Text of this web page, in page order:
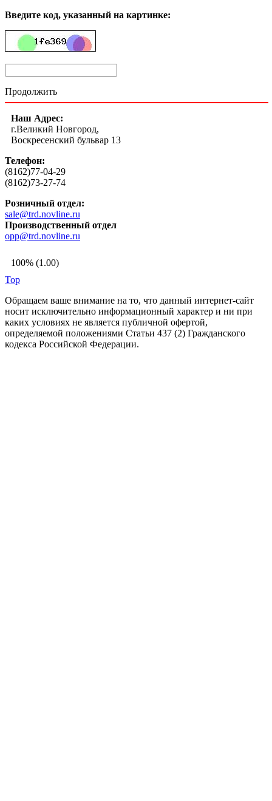
Введите код, указанный на картинке:
Продолжить
Наш Адрес:
г.Великий Новгород,
Воскресенский бульвар 13
Телефон:
(8162)77-04-29
(8162)73-27-74
Розничный отдел:
sale@trd.novline.ru
Производственный отдел
opp@trd.novline.ru
100% (1.00)
Top
Обращаем ваше внимание на то, что данный интернет-сайт
носит исключительно информационный характер и ни при
каких условиях не является публичной офертой,
определяемой положениями Статьи 437 (2) Гражданского
кодекса Российской Федерации.